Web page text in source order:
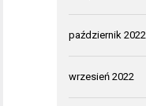
październik 2022
wrzesień 2022